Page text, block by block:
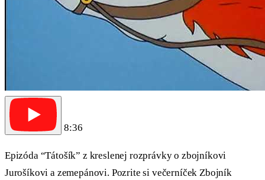
8:36
Epizóda “Tátošík” z kreslenej rozprávky o zbojníkovi
Jurošíkovi a zemepánovi. Pozrite si večerníček Zbojník